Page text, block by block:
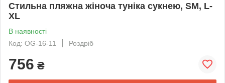
Стильна пляжна жіноча туніка сукнею, SM, L-
XL
В наявності
Код: OG-16-11
Роздріб
756 ₴